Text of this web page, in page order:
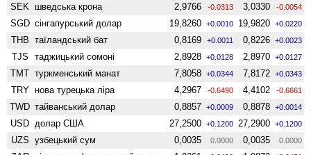
SEK шведська крона 2,9766 -0.0313 3,0330 -0.0054
SGD сінгапурський долар 19,8260 +0.0010 19,9820 +0.0220
THB таїландський бат 0,8169 +0.0011 0,8226 +0.0023
TJS таджицький сомоні 2,8928 +0.0128 2,8970 +0.0127
TMT туркменський манат 7,8058 +0.0344 7,8172 +0.0343
TRY нова турецька ліра 4,2967 -0.6490 4,4102 -0.6661
TWD тайванський долар 0,8857 +0.0009 0,8878 +0.0014
USD долар США 27,2500 +0.1200 27,2900 +0.1200
UZS узбецький сум 0,0035 0.0000 0,0035 0.0000